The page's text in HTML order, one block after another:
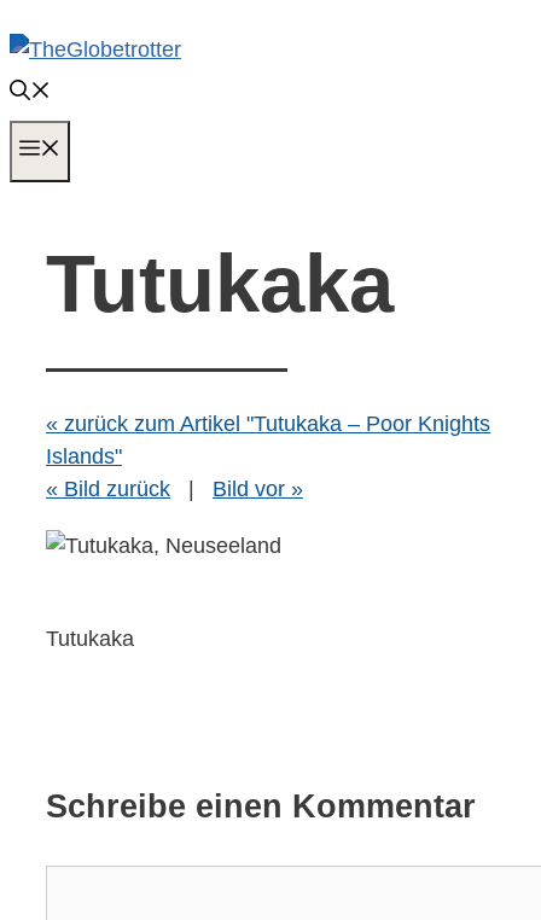
Inhalt
springen
Tutukaka
« zurück zum Artikel "Tutukaka – Poor Knights
Islands"
« Bild zurück
| Bild vor »
Tutukaka
Schreibe einen Kommentar